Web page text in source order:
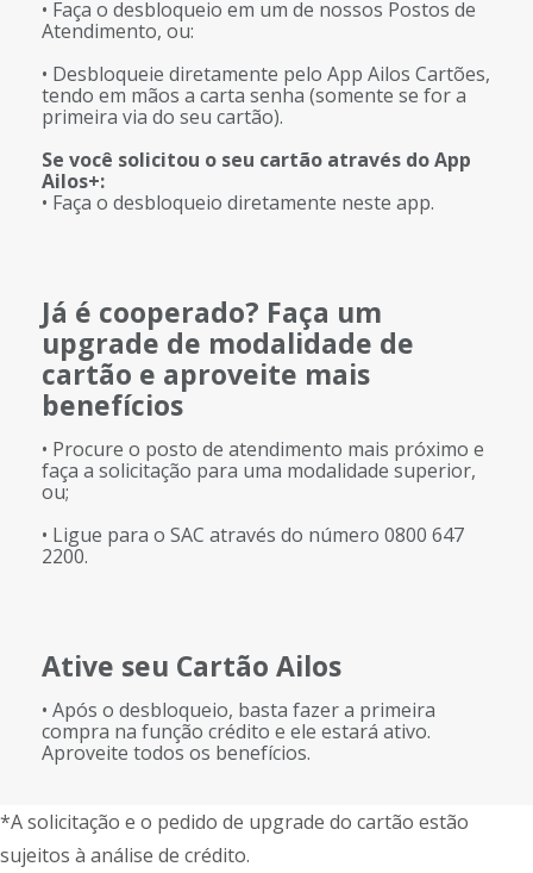
• Faça o desbloqueio em um de nossos Postos de
Atendimento, ou:
• Desbloqueie diretamente pelo App Ailos Cartões,
tendo em mãos a carta senha (somente se for a
primeira via do seu cartão).
Se você solicitou o seu cartão através do App
Ailos+:
• Faça o desbloqueio diretamente neste app.
Já é cooperado? Faça um
upgrade de modalidade de
cartão e aproveite mais
benefícios
• Procure o posto de atendimento mais próximo e
faça a solicitação para uma modalidade superior,
ou;
• Ligue para o SAC através do número 0800 647
2200.
Ative seu Cartão Ailos
• Após o desbloqueio, basta fazer a primeira
compra na função crédito e ele estará ativo.
Aproveite todos os benefícios.
*A solicitação e o pedido de upgrade do cartão estão
sujeitos à análise de crédito.